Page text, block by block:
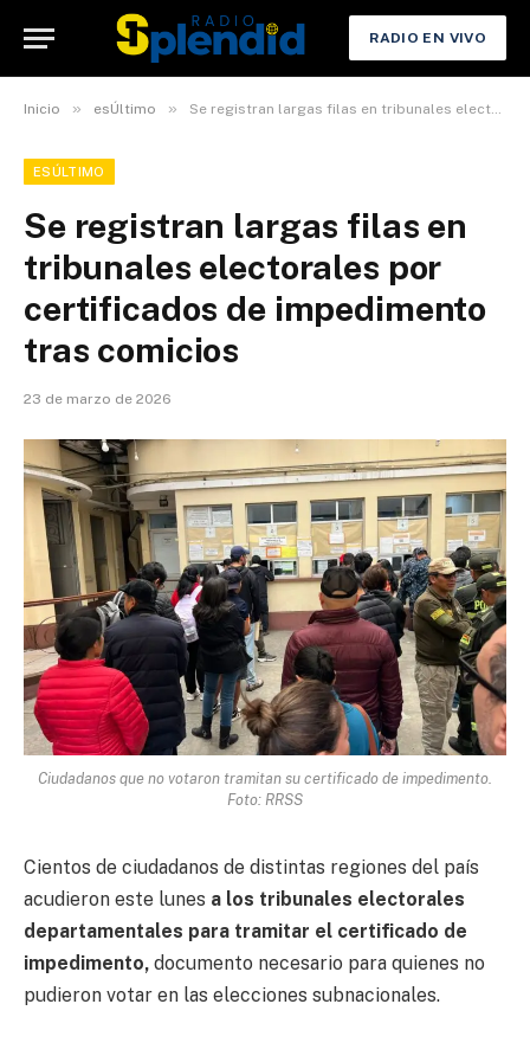
RADIO EN VIVO
Inicio » esÚltimo » Se registran largas filas en tribunales electorales por certificados de impedimento tras comicios
ESÚLTIMO
Se registran largas filas en
tribunales electorales por
certificados de impedimento
tras comicios
23 de marzo de 2026
Ciudadanos que no votaron tramitan su certificado de impedimento.
Foto: RRSS
Cientos de ciudadanos de distintas regiones del país
acudieron este lunes a los tribunales electorales
departamentales para tramitar el certificado de
impedimento, documento necesario para quienes no
pudieron votar en las elecciones subnacionales.